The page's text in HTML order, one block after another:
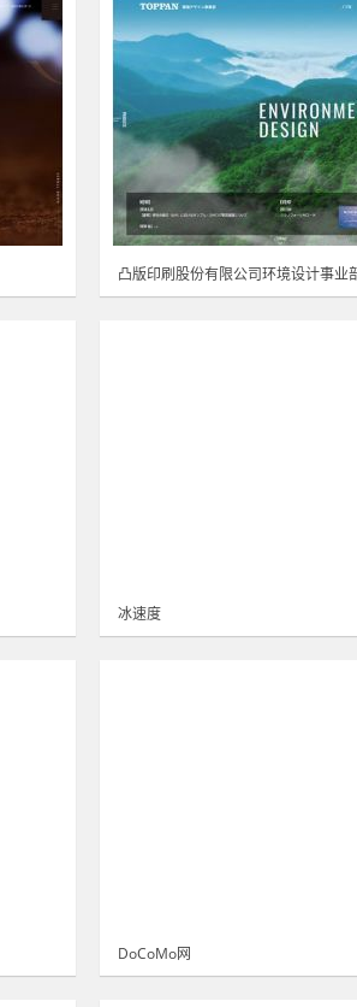
凸版印刷股份有限公司环境设计事业
冰速度
DoCoMo网